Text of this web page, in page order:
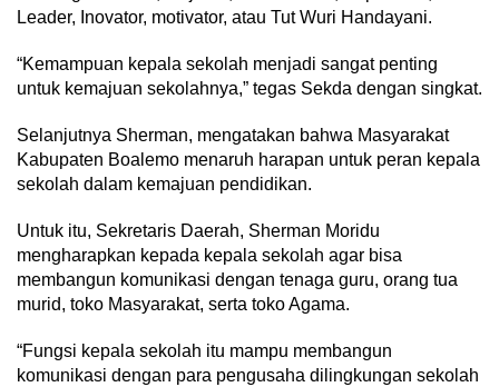
Leader, Inovator, motivator, atau Tut Wuri Handayani.
“Kemampuan kepala sekolah menjadi sangat penting
untuk kemajuan sekolahnya,” tegas Sekda dengan singkat.
Selanjutnya Sherman, mengatakan bahwa Masyarakat
Kabupaten Boalemo menaruh harapan untuk peran kepala
sekolah dalam kemajuan pendidikan.
Untuk itu, Sekretaris Daerah, Sherman Moridu
mengharapkan kepada kepala sekolah agar bisa
membangun komunikasi dengan tenaga guru, orang tua
murid, toko Masyarakat, serta toko Agama.
“Fungsi kepala sekolah itu mampu membangun
komunikasi dengan para pengusaha dilingkungan sekolah